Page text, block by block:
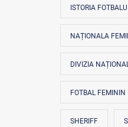
ISTORIA
NAȚIONALA
DIVIZIA
FOTBAL FEMININ
SHERIFF